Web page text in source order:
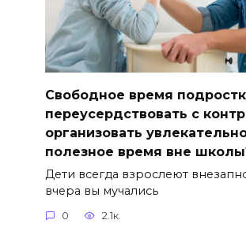
Свободное время
переусердствовать с
организовать
полезное время вне
Дети всегда взрослеют
вчера вы мучались
0 2.1к.